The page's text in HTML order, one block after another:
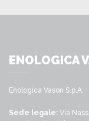
ENOLOGICA
Enologica Vason S.p.A.
Sede legale: Via